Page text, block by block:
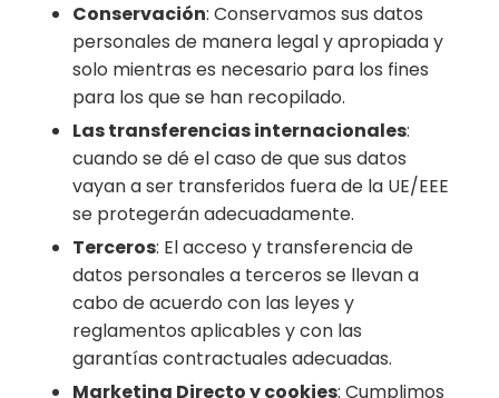
Conservación: Conservamos sus datos
personales de manera legal y apropiada y
solo mientras es necesario para los fines
para los que se han recopilado.
Las transferencias internacionales:
cuando se dé el caso de que sus datos
vayan a ser transferidos fuera de la UE/EEE
se protegerán adecuadamente.
Terceros: El acceso y transferencia de
datos personales a terceros se llevan a
cabo de acuerdo con las leyes y
reglamentos aplicables y con las
garantías contractuales adecuadas.
Marketing Directo y cookies: Cumplimos